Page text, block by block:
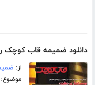
دانلود ضمیمه قاب کوچک
از:
موضوع: